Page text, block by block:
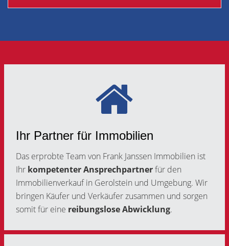
Ihr Partner für Immobilien
Das erprobte Team von Frank Janssen Immobilien ist
Ihr kompetenter Ansprechpartnerfür den
Immobilienverkauf in Gerolstein und Umgebung. Wir
bringen Käufer und Verkäufer zusammen und sorgen
somit für eine reibungslose Abwicklung.